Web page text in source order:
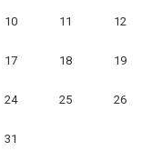
10 11 12
17 18 19
24 25 26
31